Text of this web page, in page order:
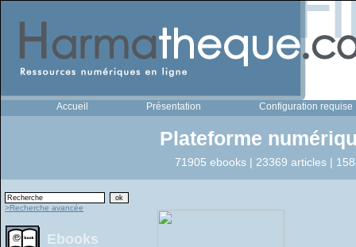
Accueil Présentation Configuration requise
Plateforme
71905 ebooks | 23369 articles |
>Recherche avancée
Ebooks